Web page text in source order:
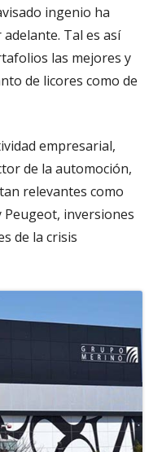
ingenio ha
Tal es así
las mejores y
de licores como de
empresarial,
de la automoción,
relevantes como
Peugeot, inversiones
de la crisis